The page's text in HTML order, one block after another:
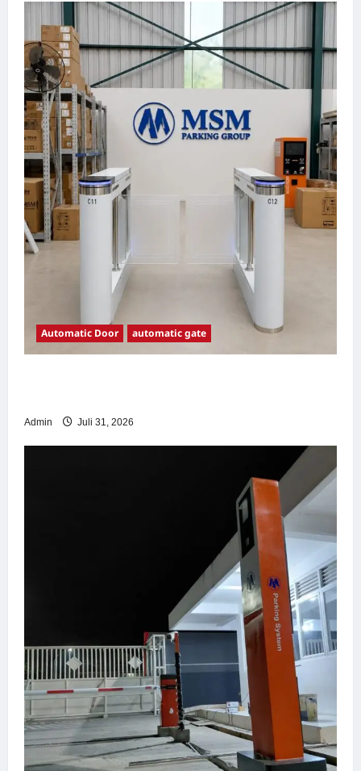
Automatic Door automatic gate
Admin Juli 31, 2026